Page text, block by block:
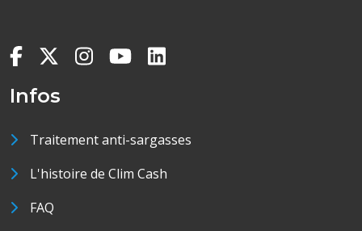
Infos
Traitement anti-sargasses
L'histoire de Clim Cash
FAQ